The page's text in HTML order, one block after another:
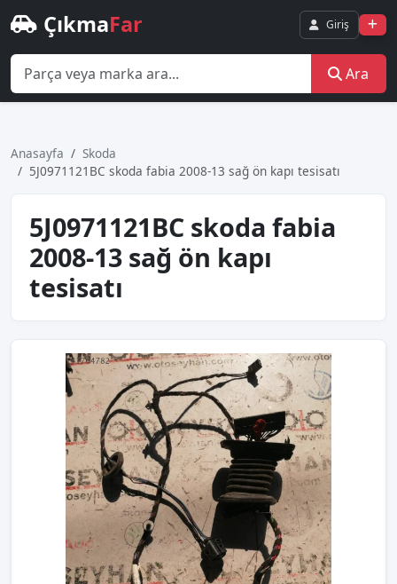
ÇıkmaFar Giriş
Ara
Anasayfa
Skoda
5J0971121BC skoda fabia 2008-13 sağ ön kapı tesisatı
5J0971121BC skoda fabia
2008-13 sağ ön kapı
tesisatı